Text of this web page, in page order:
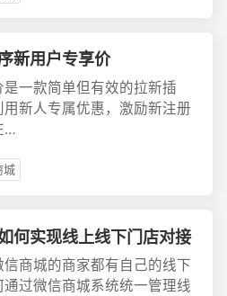
新用户专享价
一款简单但有效的拉新插
新人专属优惠，激励新注册
…
城
何实现线上线下门店对接
商城的商家都有自己的线下
通过微信商城系统统一管理线